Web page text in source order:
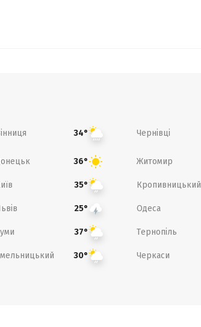
34° Чернівці
36° Житомир
35° Кропивницький
25° Одеса
37° Тернопіль
30° Черкаси